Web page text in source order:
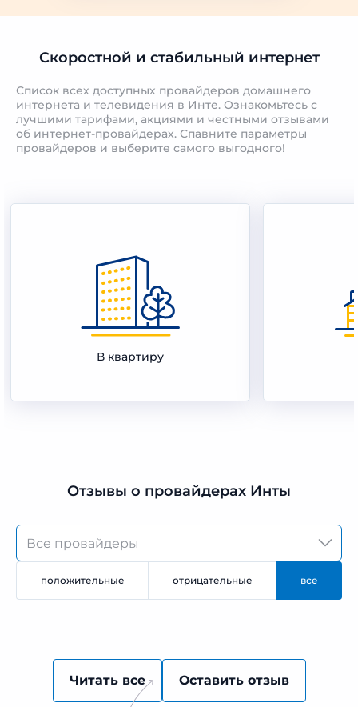
Скоростной и стабильный интернет
Список всех доступных провайдеров домашнего
интернета и телевидения в Инте. Ознакомьтесь с
лучшими тарифами, акциями и честными отзывами
об интернет-провайдерах. Спавните параметры
провайдеров и выберите самого выгодного!
В квартиру
Отзывы о провайдерах Инты
положительные отрицательные все
Читать все Оставить отзыв